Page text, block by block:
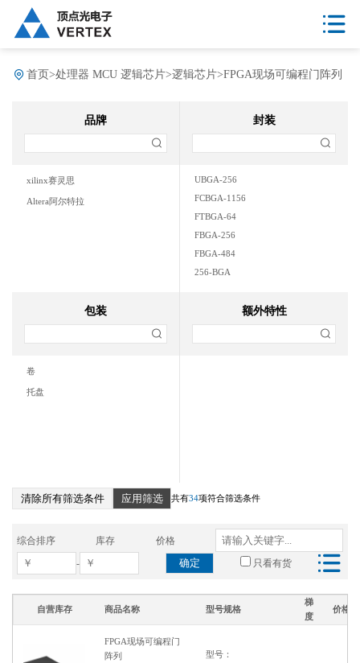
首页 >处理器 MCU 逻辑芯片>逻辑芯片>FPGA现场可编程门阵列
品牌
xilinx赛灵思
Altera阿尔特拉
封装
UBGA-256
FCBGA-1156
FTBGA-64
FBGA-256
FBGA-484
256-BGA
UFBGA-256
包装
卷
托盘
额外特性
清除所有筛选条件 应用筛选 共有34项符合筛选条件
综合排序 库存 价格
- 确定 只看有货
自营库存 商品名称 型号规格
梯
度
价格
FPGA现场可编程门
阵列
型号：